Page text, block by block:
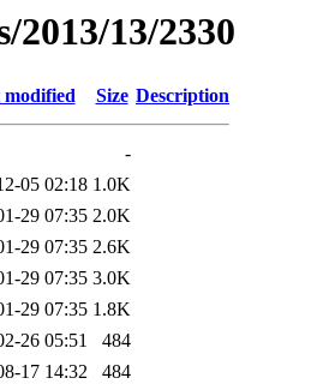
2013/13/2330
modified Size Description
-
05 02:18 1.0K
29 07:35 2.0K
29 07:35 2.6K
29 07:35 3.0K
29 07:35 1.8K
26 05:51
484
17 14:32
484